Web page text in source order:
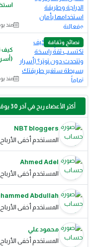
منذ
نصائح وثقافة
​كيف
منذ
أكثر الأعضاء ربح في آخر 30 يومًا
NBT bloggers
المستخدم أخفى الأرباح
Ahmed Adel
المستخدم أخفى الأرباح
Abdullah
المستخدم أخفى الأرباح
محمود علي
المستخدم أخفى الأرباح